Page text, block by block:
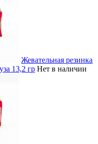
Жевательная резинка
13,2 гр Нет в наличии